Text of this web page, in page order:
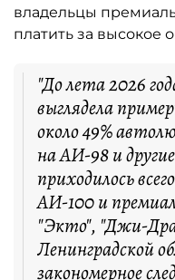
владельцы
платить за высокое
"До лета 2026
выглядела
около 49%
на АИ-98 и
приходилось
АИ-100 и
"Экто", "Джи-
Ленинградской
закономерное